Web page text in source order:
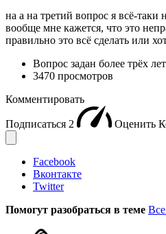
на а на третий вопрос я всё-таки
вообще мне кажется, что это
правильно это всё сделать или
Вопрос задан более трёх
3470 просмотров
Комментировать
Подписаться 2 Оценить
Facebook
Вконтакте
Twitter
Помогут разобраться в теме